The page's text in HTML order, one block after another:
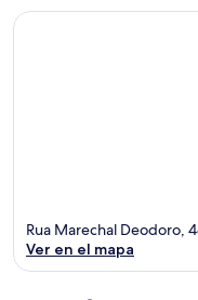
Rua Marechal Deodoro,
Ver en el mapa